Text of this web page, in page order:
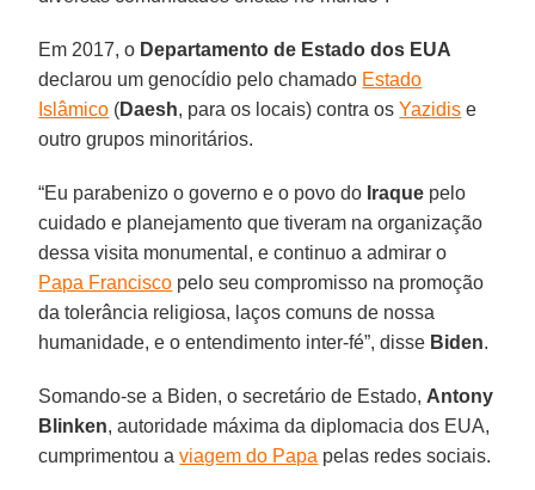
Em 2017, o Departamento de Estado dos EUA
declarou um genocídio pelo chamado Estado
Islâmico (Daesh, para os locais) contra osYazidis e
outro grupos minoritários.
“Eu parabenizo o governo e o povo do Iraque pelo
cuidado e planejamento que tiveram na organização
dessa visita monumental, e continuo a admirar o
Papa Francisco pelo seu compromisso na promoção
da tolerância religiosa, laços comuns de nossa
humanidade, e o entendimento inter-fé”, disse Biden.
Somando-se a Biden, o secretário de Estado, Antony
Blinken, autoridade máxima da diplomacia dos EUA,
cumprimentou aviagem do Papa pelas redes sociais.